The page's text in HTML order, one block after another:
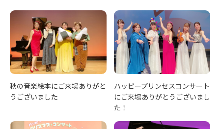
秋の音楽絵本にご来場ありがと
うございました
ハッピープリンセスコンサート
にご来場ありがとうございまし
た！